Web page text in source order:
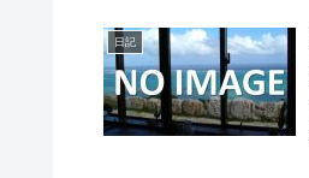
日記